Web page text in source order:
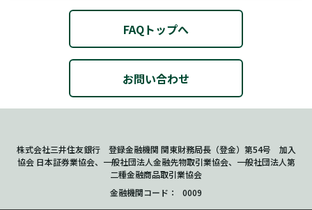
FAQトップへ
お問い合わせ
株式会社三井住友銀行 登録金融機関 関東財務局長（登金）第54号 加入
協会 日本証券業協会、一般社団法人金融先物取引業協会、一般社団法人第
二種金融商品取引業協会
金融機関コード
0009